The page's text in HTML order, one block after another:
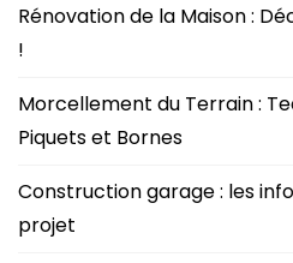
Rénovation de la Maison :
!
Morcellement du Terrain :
Piquets et Bornes
Construction garage : les
projet